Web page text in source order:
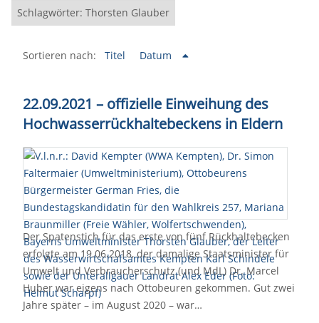
Schlagwörter: Thorsten Glauber
Sortieren nach: Titel Datum
22.09.2021 – offizielle Einweihung des
Hochwasserrückhaltebeckens in Eldern
Der Spatenstich für das erste von fünf Rückhaltebecken
erfolgte am 19.06.2018, der damalige Staatsminister für
Umwelt und Verbraucherschutz (und MdL) Dr. Marcel
Huber war eigens nach Ottobeuren gekommen. Gut zwei
Jahre später – im August 2020 – war…